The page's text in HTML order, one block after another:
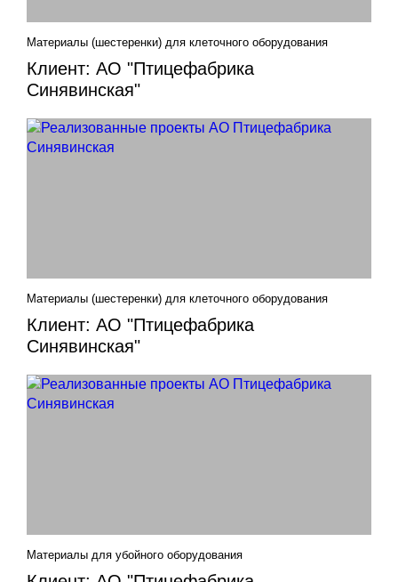
Клиент: АО "Птицефабрика
Синявинская"
Материалы (шестеренки) для клеточного оборудования
Клиент: АО "Птицефабрика
Синявинская"
Материалы (шестеренки) для клеточного оборудования
Материалы для убойного оборудования